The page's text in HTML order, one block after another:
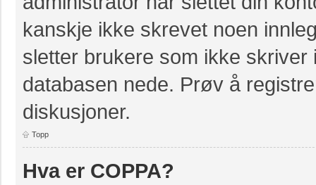
kanskje ikke skrevet noen
sletter brukere som ikke
databasen nede. Prøv å
diskusjoner.
Topp
Hva er COPPA?